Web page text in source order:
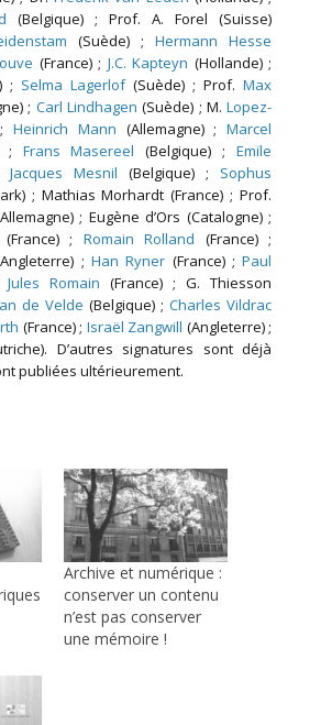
(Belgique) ; Prof. A. Forel (Suisse)
(Suède) ;Hermann Hesse
(France) ; J.C. Kapteyn (Hollande) ;
; Selma Lagerlof(Suède) ; Prof.Max
; Carl Lindhagen (Suède) ; M.Lopez-
;Heinrich Mann (Allemagne) ;Marcel
; Frans Masereel (Belgique) ;Emile
Jacques Mesnil (Belgique) ; Sophus
; Mathias Morhardt (France) ; Prof.
; Eugène d’Ors (Catalogne) ;
; Romain Rolland (France) ;
;Han Ryner (France) ;Paul
Jules Romain (France) ; G. Thiesson
de Velde (Belgique) ;Charles Vildrac
(France) ; Israël Zangwill (Angleterre) ;
D’autres signatures sont déjà
publiées ultérieurement.
Archive et numérique :
conserver un contenu
n’est pas conserver
une mémoire !